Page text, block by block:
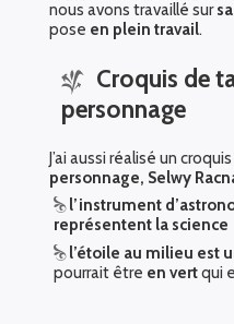
nous avons travaillé sur
pose en plein travail.
Croquis de
personnage
J’ai aussi réalisé un
personnage, Selwy
l’instrument
représentent la science
l’étoile au milieu est
pourrait être en vertqui